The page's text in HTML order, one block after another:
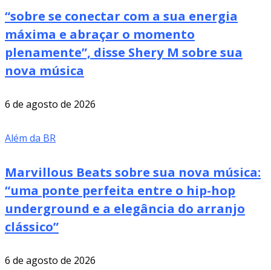
“sobre se conectar com a sua energia
máxima e abraçar o momento
plenamente”, disse Shery M sobre sua
nova música
6 de agosto de 2026
Além da BR
Marvillous Beats sobre sua nova música:
“uma ponte perfeita entre o hip-hop
underground e a elegância do arranjo
clássico”
6 de agosto de 2026